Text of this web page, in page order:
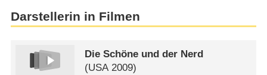
Darstellerin in Filmen
Die Schöne und der Nerd
(USA 2009)